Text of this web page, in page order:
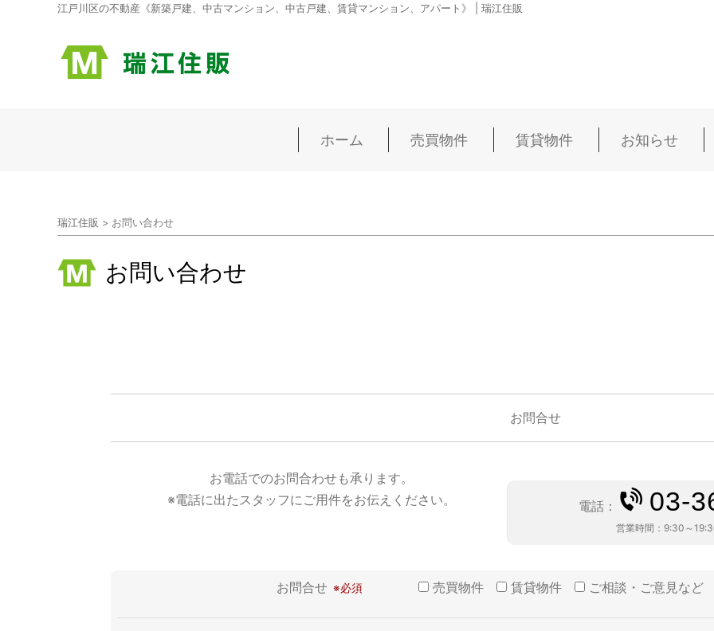
江戸川区の不動産《新築戸建、中古マンション、中古戸建、賃貸マンション、アパート》 | 瑞江住販
ホーム 売買物件 賃貸物件 お知らせ
瑞江住販 > お問い合わせ
お問い合わせ
お問合せ
お電話でのお問合わせも承ります。
※電話に出たスタッフにご用件をお伝えください。
電話： 03-
営業時間： 9:30～
お問合せ 売買物件 賃貸物件 ご相談・ご意見など